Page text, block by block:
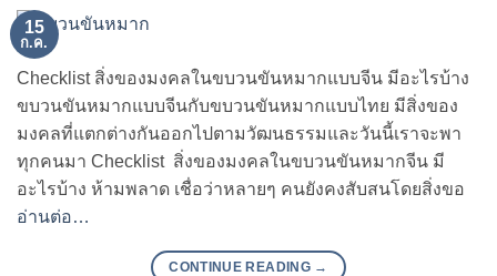
15
ก.ค.
Checklist สิ่งของมงคลในขบวนขันหมากแบบจีน มีอะไรบ้าง
ขบวนขันหมากแบบจีนกับขบวนขันหมากแบบไทย มีสิ่งของ
มงคลที่แตกต่างกันออกไปตามวัฒนธรรมและวันนี้เราจะพา
ทุกคนมา Checklist สิ่งของมงคลในขบวนขันหมากจีน มี
อะไรบ้าง ห้ามพลาด เชื่อว่าหลายๆ คนยังคงสับสนโดยสิ่งขอ
อ่านต่อ…
CONTINUE READING →